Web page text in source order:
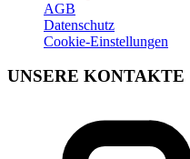
AGB
Datenschutz
Cookie-Einstellungen
UNSERE KONTAKTE